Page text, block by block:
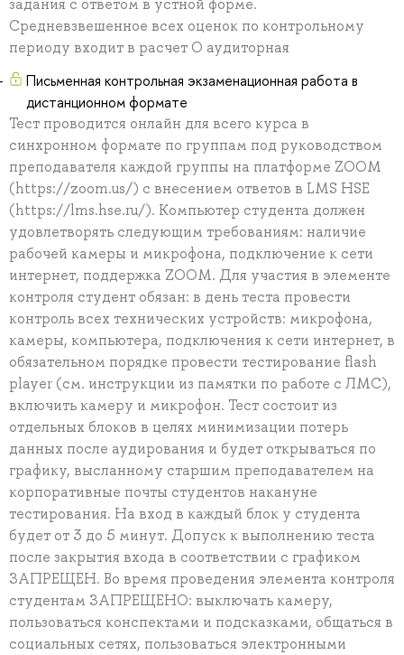
задания с ответом в устной форме.
Средневзвешенное всех оценок по контрольному
периоду входит в расчет О аудиторная
Письменная контрольная экзаменационная работа в
дистанционном формате
Тест проводится онлайн для всего курса в
синхронном формате по группам под руководством
преподавателя каждой группы на платформе ZOOM
(https://zoom.us/) с внесением ответов в LMS HSE
(https://lms.hse.ru/). Компьютер студента должен
удовлетворять следующим требованиям: наличие
рабочей камеры и микрофона, подключение к сети
интернет, поддержка ZOOM. Для участия в элементе
контроля студент обязан: в день теста провести
контроль всех технических устройств: микрофона,
камеры, компьютера, подключения к сети интернет, в
обязательном порядке провести тестирование flash
player (см. инструкции из памятки по работе с ЛМС),
включить камеру и микрофон. Тест состоит из
отдельных блоков в целях минимизации потерь
данных после аудирования и будет открываться по
графику, высланному старшим преподавателем на
корпоративные почты студентов накануне
тестирования. На вход в каждый блок у студента
будет от 3 до 5 минут. Допуск к выполнению теста
после закрытия входа в соответствии с графиком
ЗАПРЕЩЕН. Во время проведения элемента контроля
студентам ЗАПРЕЩЕНО: выключать камеру,
пользоваться конспектами и подсказками, общаться в
социальных сетях, пользоваться электронными